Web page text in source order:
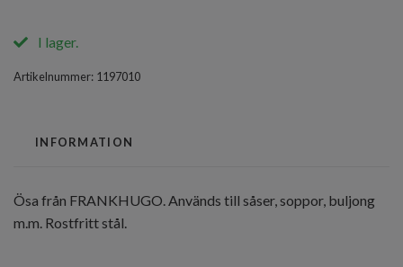
I lager.
Artikelnummer: 1197010
INFORMATION
Ösa från FRANKHUGO. Används till såser, soppor, buljong
m.m. Rostfritt stål.